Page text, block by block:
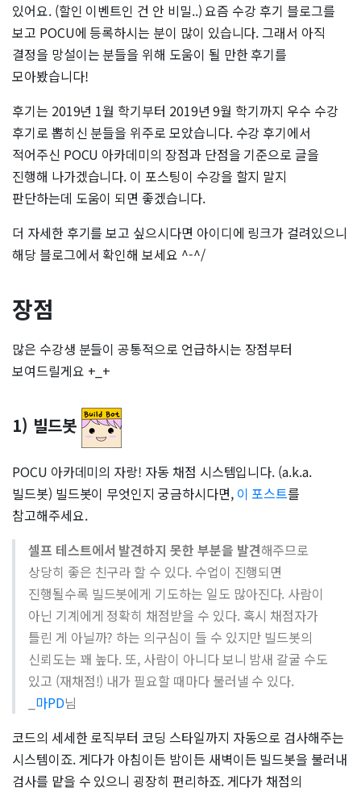
있어요. (할인 이벤트인 건 안 비밀..) 요즘 수강 후기 블로그를
보고 POCU에 등록하시는 분이 많이 있습니다. 그래서 아직
결정을 망설이는 분들을 위해 도움이 될 만한 후기를
모아봤습니다!
후기는 2019년 1월 학기부터 2019년 9월 학기까지 우수 수강
후기로 뽑히신 분들을 위주로 모았습니다. 수강 후기에서
적어주신 POCU 아카데미의 장점과 단점을 기준으로 글을
진행해 나가겠습니다. 이 포스팅이 수강을 할지 말지
판단하는데 도움이 되면 좋겠습니다.
더 자세한 후기를 보고 싶으시다면 아이디에 링크가 걸려있으니
해당 블로그에서 확인해 보세요 ^-^/
장점
많은 수강생 분들이 공통적으로 언급하시는 장점부터
보여드릴게요 +_+
1) 빌드봇
POCU 아카데미의 자랑! 자동 채점 시스템입니다. (a.k.a.
빌드봇) 빌드봇이 무엇인지 궁금하시다면, 이 포스트를
참고해주세요.
셀프 테스트에서 발견하지 못한 부분을 발견해주므로
상당히 좋은 친구라 할 수 있다. 수업이 진행되면
진행될수록 빌드봇에게 기도하는 일도 많아진다. 사람이
아닌 기계에게 정확히 채점받을 수 있다. 혹시 채점자가
틀린 게 아닐까? 하는 의구심이 들 수 있지만 빌드봇의
신뢰도는 꽤 높다. 또, 사람이 아니다 보니 밤새 갈굴 수도
있고 (재채점!) 내가 필요할 때마다 불러낼 수 있다.
마PD님
코드의 세세한 로직부터 코딩 스타일까지 자동으로 검사해주는
시스템이죠. 게다가 아침이든 밤이든 새벽이든 빌드봇을 불러내
검사를 맡을 수 있으니 굉장히 편리하죠. 게다가 채점의